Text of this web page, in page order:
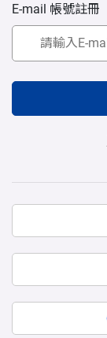
E-mail 帳號註冊